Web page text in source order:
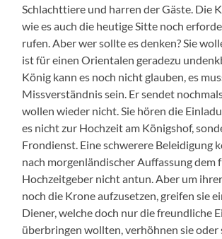
Schlachttiere und harren der Gäste. Die
wie es auch die heutige Sitte noch
rufen. Aber wer sollte es denken? Sie
ist für einen Orientalen geradezu
König kann es noch nicht glauben, es
Missverständnis sein. Er sendet
wollen wieder nicht. Sie hören die
es nicht zur Hochzeit am Königshof,
Frondienst. Eine schwerere Beleidigung
nach morgenländischer Auffassung dem
Hochzeitgeber nicht antun. Aber um
noch die Krone aufzusetzen, greifen sie
Diener, welche doch nur die freundliche
überbringen wollten, verhöhnen sie oder